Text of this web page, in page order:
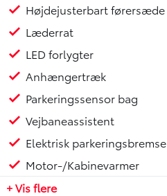
Højdejusterbart førersæde
Læderrat
LED forlygter
Anhængertræk
Parkeringssensor bag
Vejbaneassistent
Elektrisk parkeringsbremse
Motor-/Kabinevarmer
+ Vis flere